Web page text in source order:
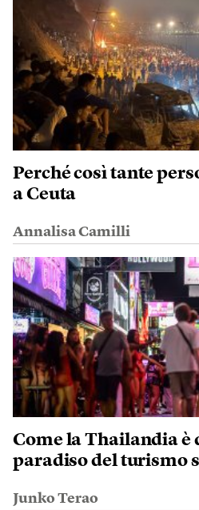
Perché così tante
a Ceuta
Annalisa Camilli
Come la Thailandia è
paradiso del turismo
Junko Terao